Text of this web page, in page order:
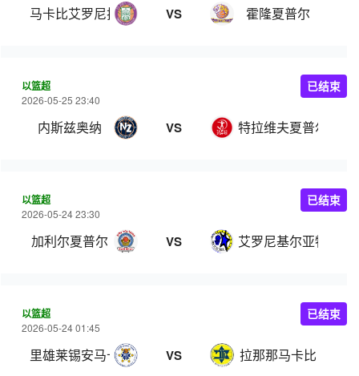
马卡比艾罗尼拉马特甘 VS 霍隆夏普尔
以篮超
2026-05-25 23:40
内斯兹奥纳 VS 特拉维夫夏普尔
已结束
以篮超
2026-05-24 23:30
加利尔夏普尔 VS 艾罗尼基尔亚特阿塔
已结束
以篮超
2026-05-24 01:45
里雄莱锡安马卡比 VS 拉那那马卡比
已结束